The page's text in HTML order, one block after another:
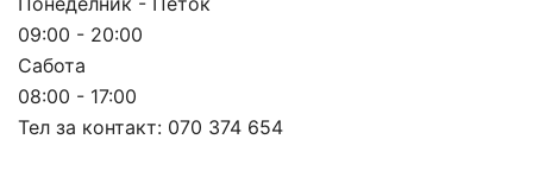
09:00 - 20:00
Сабота
08:00 - 17:00
Тел за контакт: 070 374 654